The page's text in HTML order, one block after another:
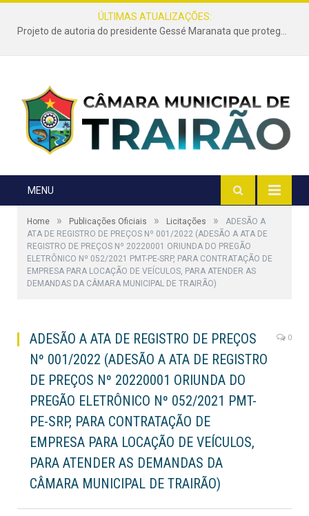
ÚLTIMAS ATUALIZAÇÕES:
Projeto de autoria do presidente Gessé Maranata que protege as estradas vicinais de Trairão é transformado em lei
MENU
Home » Publicações Oficiais » Licitações »
ADESÃO A
ATA DE REGISTRO DE PREÇOS Nº 001/2022 (ADESÃO A ATA DE
REGISTRO DE PREÇOS Nº 20220001 ORIUNDA DO PREGÃO
ELETRÔNICO Nº 052/2021 PMT-PE-SRP, PARA CONTRATAÇÃO DE
EMPRESA PARA LOCAÇÃO DE VEÍCULOS, PARA ATENDER AS
DEMANDAS DA CÂMARA MUNICIPAL DE TRAIRÃO)
ADESÃO A ATA DE REGISTRO DE PREÇOS
Nº 001/2022 (ADESÃO A ATA DE REGISTRO
DE PREÇOS Nº 20220001 ORIUNDA DO
PREGÃO ELETRÔNICO Nº 052/2021 PMT-
PE-SRP, PARA CONTRATAÇÃO DE
EMPRESA PARA LOCAÇÃO DE VEÍCULOS,
PARA ATENDER AS DEMANDAS DA
CÂMARA MUNICIPAL DE TRAIRÃO)
0